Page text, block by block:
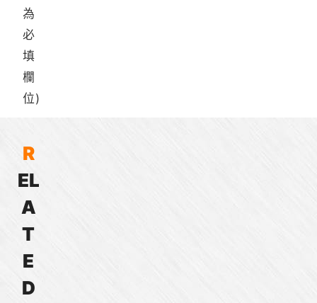
為
必
填
欄
位)
R
EL
A
T
E
D